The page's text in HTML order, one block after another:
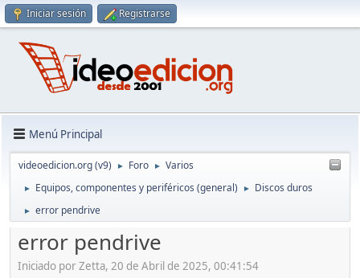
Iniciar sesión Registrarse
Menú Principal
videoedicion.org (v9) ► Foro ► Varios
► Equipos, componentes y periféricos (general) ► Discos duros
► error pendrive
error pendrive
Iniciado por Zetta, 20 de Abril de 2025, 00:41:54